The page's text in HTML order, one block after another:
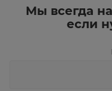
Мы всегда
если